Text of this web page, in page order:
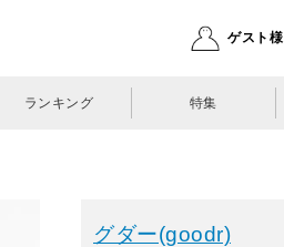
ゲスト様
ランキング 特集
グダー(goodr)